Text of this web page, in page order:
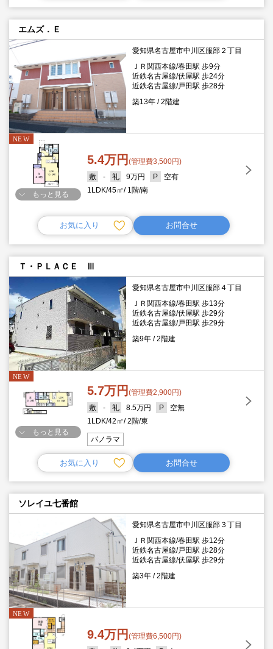
エムズ．Ｅ
愛知県名古屋市中川区服部２丁目
ＪＲ関西本線/春田駅 歩9分
近鉄名古屋線/伏屋駅 歩24分
近鉄名古屋線/戸田駅 歩28分
築13年
2階建
もっと見る 1階 南
5.4万円(管理費3,500円)
-
9万円
1LDK 45㎡
空有
お気に入り お問合せ
Ｔ・ＰＬＡＣＥ Ⅲ
愛知県名古屋市中川区服部４丁目
ＪＲ関西本線/春田駅 歩13分
近鉄名古屋線/伏屋駅 歩29分
近鉄名古屋線/戸田駅 歩29分
築9年
2階建
もっと見る
2階 東
5.7万円(管理費2,900円)
-
8.5万円
1LDK 42㎡
空無
パノラマ
お気に入り お問合せ
ソレイユ七番館
愛知県名古屋市中川区服部３丁目
ＪＲ関西本線/春田駅 歩12分
近鉄名古屋線/戸田駅 歩28分
近鉄名古屋線/伏屋駅 歩29分
築3年
2階建
9.4万円(管理費6,500円)